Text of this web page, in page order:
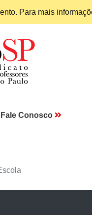
Para mais
Fale Conosco